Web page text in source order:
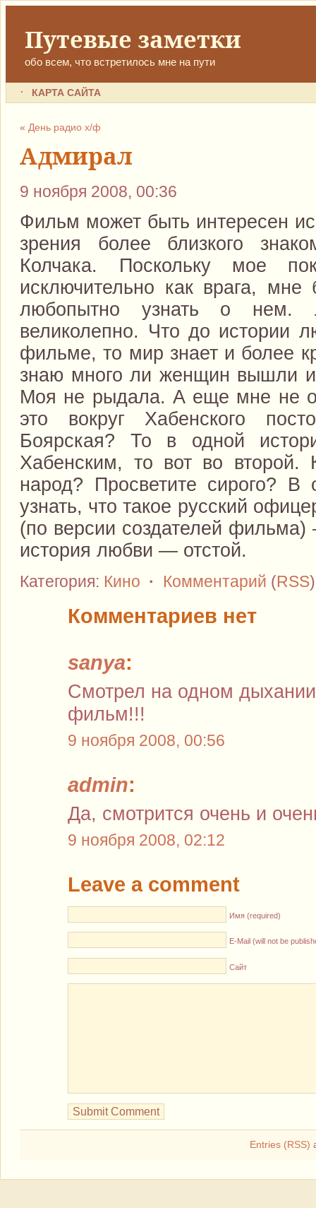
Путевые заметки
обо всем, что встретилось мне на пути
КАРТА САЙТА
«День радио х/ф
Адмирал
9 ноября 2008, 00:36
Фильм может быть интересен
зрения более близкого
Колчака. Поскольку мое
исключительно как врага,
любопытно узнать о нем.
великолепно. Что до истории
фильме, то мир знает и более
знаю много ли женщин вышли
Моя не рыдала. А еще мне не
это вокруг Хабенского
Боярская? То в одной
Хабенским, то вот во второй.
народ? Просветите сирого?
узнать, что такое русский
(по версии создателей
история любви — отстой.
Категория: Кино · Комментарий (RSS
Комментариев нет
sanya:
Смотрел на одном
фильм!!!
9 ноября 2008, 00:56
admin:
Да, смотрится очень и
9 ноября 2008, 02:12
Leave a comment
Имя (required)
E-Mail (will not be
Сайт
Entries (RSS)